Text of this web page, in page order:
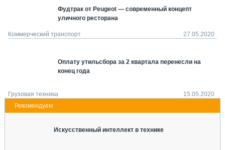
СПЕЦПРОЕКТЫ
МЕРОПРИЯТИЯ
СТАТЬИ ПО КАТЕГОРИЯМ ТЕХНИКИ
Фудтрак от Peugeot — современный концепт
уличного ресторана
Коммерческий транспорт 27.05.2020
Оплату утильсбора за 2 квартала перенесли на
конец года
Грузовая техника 15.05.2020
Искусственный интеллект в технике